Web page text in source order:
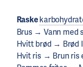
Raske
Brus → Vann med
Hvitt brød → Brød
Hvit ris → Brun ris